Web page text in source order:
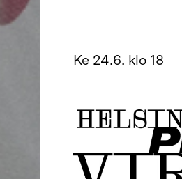
Ke 24.6. klo 18